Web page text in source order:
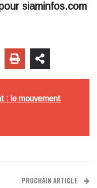
siaminfos.com
: le mouvement
PROCHAIN ARTICLE